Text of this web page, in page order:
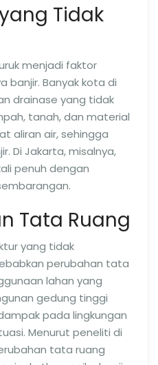
Tidak
menjadi faktor
banjir. Banyak kota di
drainase yang tidak
tanah, dan material
aliran air, sehingga
Di Jakarta, misalnya,
penuh dengan
Tata Ruang
yang tidak
perubahan tata
lahan yang
gedung tinggi
pada lingkungan
Menurut peneliti di
tata ruang